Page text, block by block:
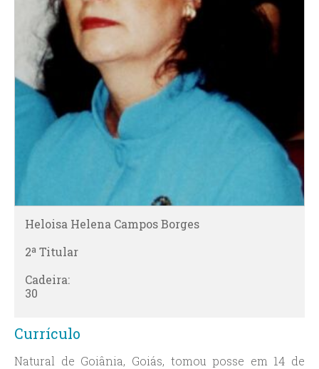
Heloisa Helena Campos Borges
2ª Titular
Cadeira:
30
Currículo
Natural de Goiânia, Goiás, tomou posse em 14 de